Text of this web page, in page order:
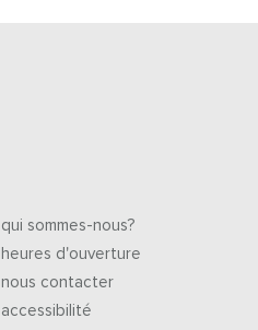
qui sommes-nous?
heures d'ouverture
nous contacter
accessibilité